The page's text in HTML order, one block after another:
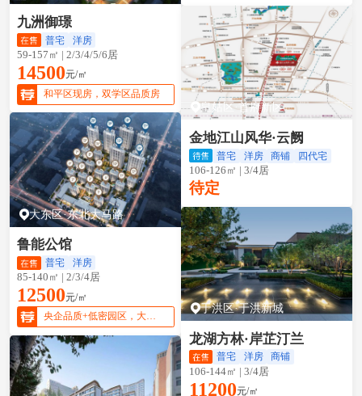
九洲御璟
普宅 洋房
59-157㎡ | 2/3/4/5/6居
14500元/㎡
和平区现房，双学区品质房
大东区·东北大马路
鲁能公馆
普宅 洋房
85-140㎡ | 2/3/4居
12500元/㎡
央企品质+低密园区，大东改善优选
皇姑区·首府新区
金地江山风华·云阙
普宅 洋房 商铺 四代宅
106-126㎡ | 3/4居
待定
于洪区·于洪新城
龙湖方林·岸芷汀兰
普宅 洋房 商铺
106-144㎡ | 3/4居
11200元/㎡